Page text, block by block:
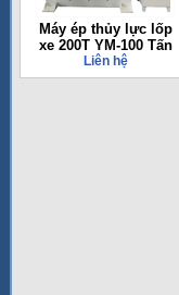
Máy ép thủy lực lốp
xe 200T YM-100 Tấn
Liên hệ